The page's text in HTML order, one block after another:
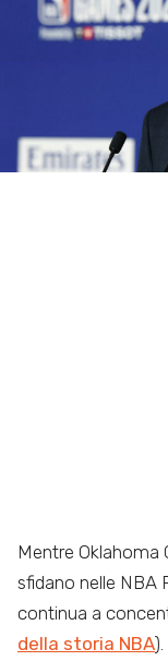
Mentre Oklahoma
sfidano nelle NBA
continua a
della storia NBA).